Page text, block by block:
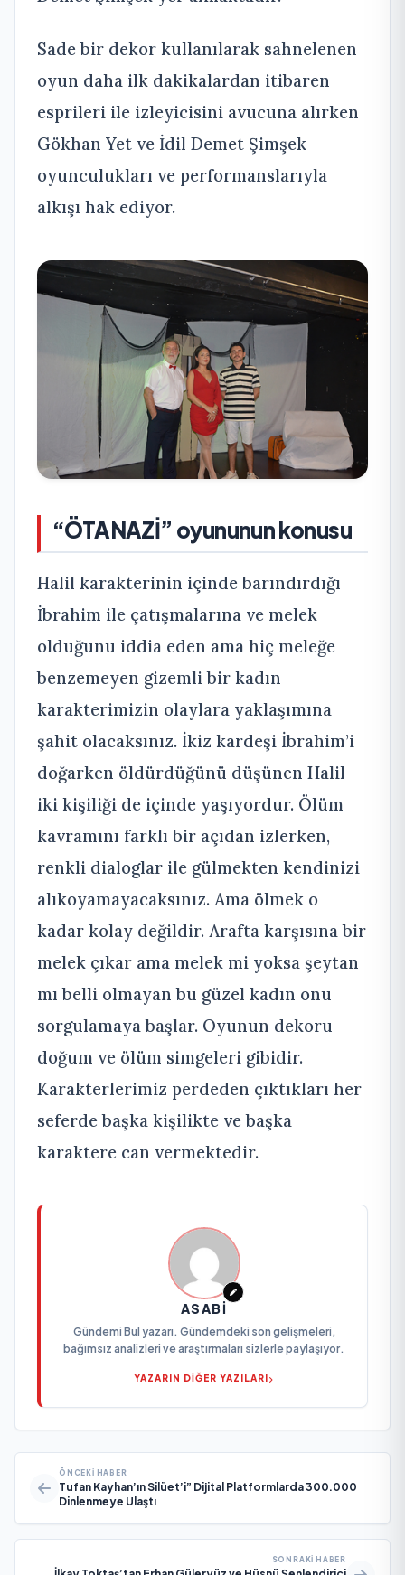
Sade bir dekor kullanılarak sahnelenen
oyun daha ilk dakikalardan itibaren
esprileri ile izleyicisini avucuna alırken
Gökhan Yet ve İdil Demet Şimşek
oyunculukları ve performanslarıyla
alkışı hak ediyor.
“ÖTANAZİ” oyununun konusu
Halil karakterinin içinde barındırdığı
İbrahim ile çatışmalarına ve melek
olduğunu iddia eden ama hiç meleğe
benzemeyen gizemli bir kadın
karakterimizin olaylara yaklaşımına
şahit olacaksınız. İkiz kardeşi İbrahim’i
doğarken öldürdüğünü düşünen Halil
iki kişiliği de içinde yaşıyordur. Ölüm
kavramını farklı bir açıdan izlerken,
renkli dialoglar ile gülmekten kendinizi
alıkoyamayacaksınız. Ama ölmek o
kadar kolay değildir. Arafta karşısına bir
melek çıkar ama melek mi yoksa şeytan
mı belli olmayan bu güzel kadın onu
sorgulamaya başlar. Oyunun dekoru
doğum ve ölüm simgeleri gibidir.
Karakterlerimiz perdeden çıktıkları her
seferde başka kişilikte ve başka
karaktere can vermektedir.
ASABI
Gündemi Bul yazarı. Gündemdeki son gelişmeleri,
bağımsız analizleri ve araştırmaları sizlerle paylaşıyor.
YAZARIN DİĞER YAZILARI
ÖNCEKI HABER
Tufan Kayhan’ın Silüet’i” Dijital Platformlarda 300.000
Dinlenmeye Ulaştı
SONRAKI HABER